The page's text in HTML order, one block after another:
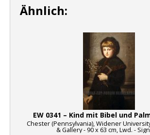
Ähnlich:
EW 0341 – Kind mit Bibel und
Chester (Pennsylvania), Widener
& Gallery - 90 x 63 cm, Lwd. -